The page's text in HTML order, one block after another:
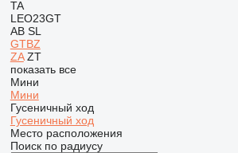
TA
LEO23GT
AB SL
GTBZ
ZA ZT
показать все
Мини
Мини
Гусеничный ход
Гусеничный ход
Место расположения
Поиск по радиусу